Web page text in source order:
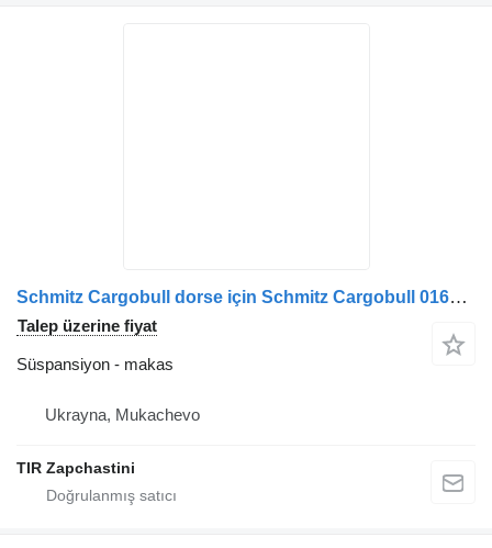
Schmitz Cargobull dorse için Schmitz Cargobull 016499. F001A037KA75 makas
Talep üzerine fiyat
Süspansiyon - makas
Ukrayna, Mukachevo
TIR Zapchastini